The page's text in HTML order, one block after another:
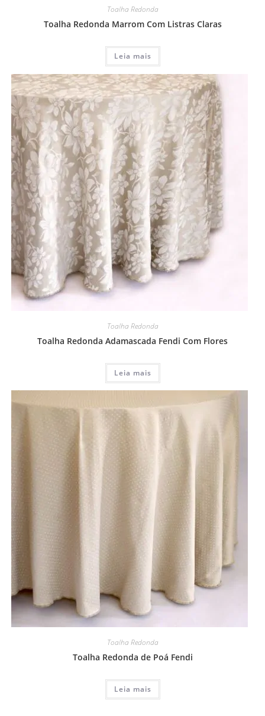
Toalha Redonda
Toalha Redonda Marrom Com Listras Claras
Leia mais
Toalha Redonda
Toalha Redonda Adamascada Fendi Com Flores
Leia mais
Toalha Redonda
Toalha Redonda de Poá Fendi
Leia mais